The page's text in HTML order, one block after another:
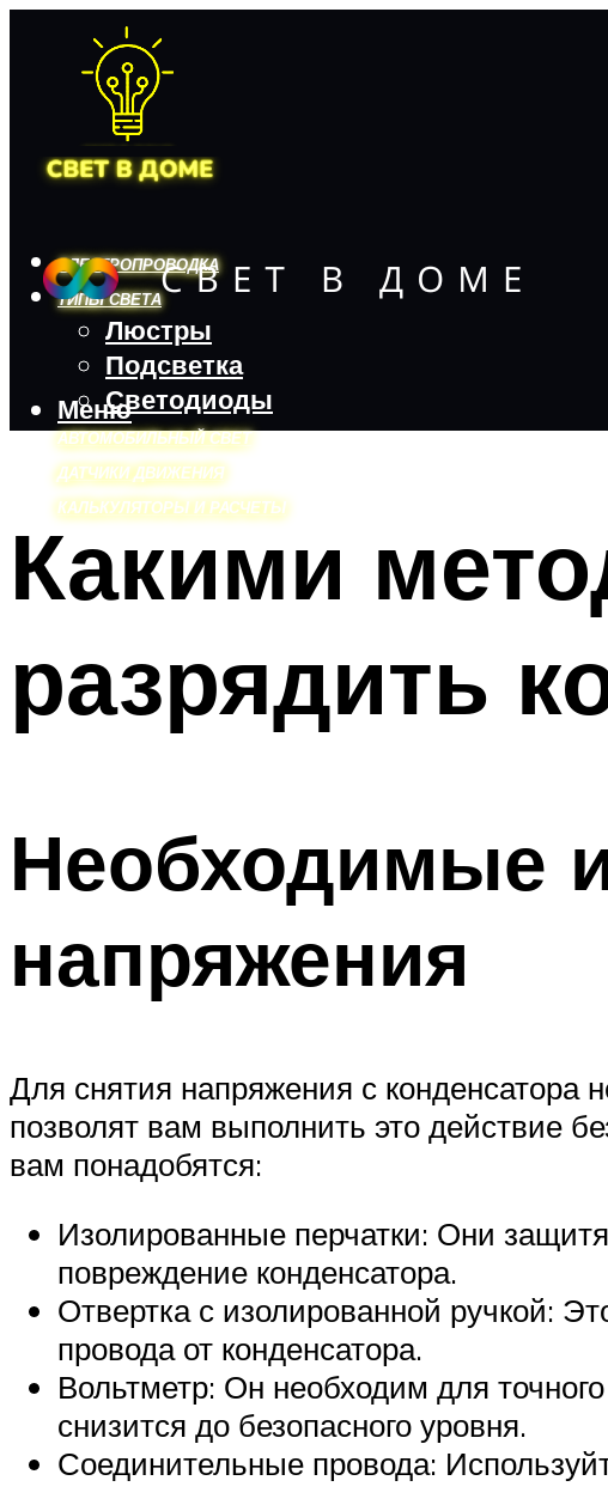
ЭЛЕКТРОПРОВОДКА
ТИПЫ СВЕТА
Люстры
Подсветка
Светодиоды
АВТОМОБИЛЬНЫЙ СВЕТ
ДАТЧИКИ ДВИЖЕНИЯ
КАЛЬКУЛЯТОРЫ И РАСЧЕТЫ
Меню
Меню
Какими
разрядить
Необходимые
напряжения
Для снятия напряжения с конденсатора
позволят вам выполнить это действие
вам понадобятся:
Изолированные перчатки: Они
повреждение конденсатора.
Отвертка с изолированной ручкой:
провода от конденсатора.
Вольтметр: Он необходим для
снизится до безопасного уровня.
Соединительные провода: